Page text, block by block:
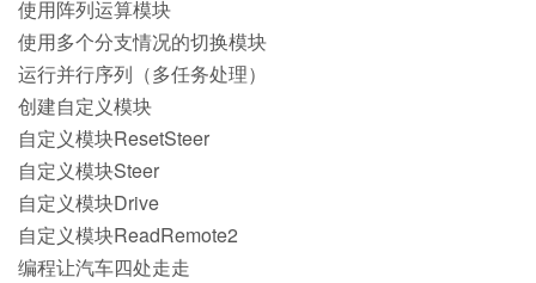
使用阵列运算模块
使用多个分支情况的切换模块
运行并行序列（多任务处理）
创建自定义模块
自定义模块ResetSteer
自定义模块Steer
自定义模块Drive
自定义模块ReadRemote2
编程让汽车四处走走